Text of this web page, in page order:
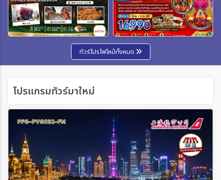
ทัวร์โปรไฟไหม้ทั้งหมด
โปรแกรมทัวร์มาใหม่